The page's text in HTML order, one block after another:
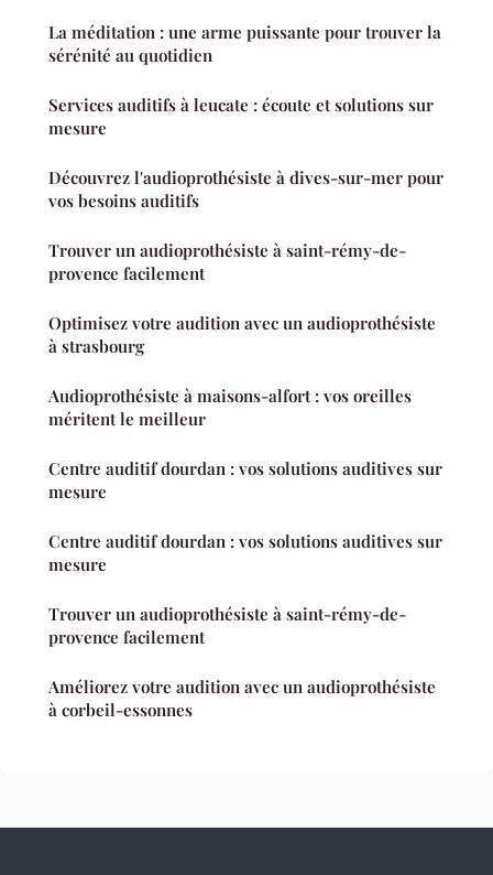
La méditation : une arme puissante pour trouver la
sérénité au quotidien
Services auditifs à leucate : écoute et solutions sur
mesure
Découvrez l'audioprothésiste à dives-sur-mer pour
vos besoins auditifs
Trouver un audioprothésiste à saint-rémy-de-
provence facilement
Optimisez votre audition avec un audioprothésiste
à strasbourg
Audioprothésiste à maisons-alfort : vos oreilles
méritent le meilleur
Centre auditif dourdan : vos solutions auditives sur
mesure
Centre auditif dourdan : vos solutions auditives sur
mesure
Trouver un audioprothésiste à saint-rémy-de-
provence facilement
Améliorez votre audition avec un audioprothésiste
à corbeil-essonnes